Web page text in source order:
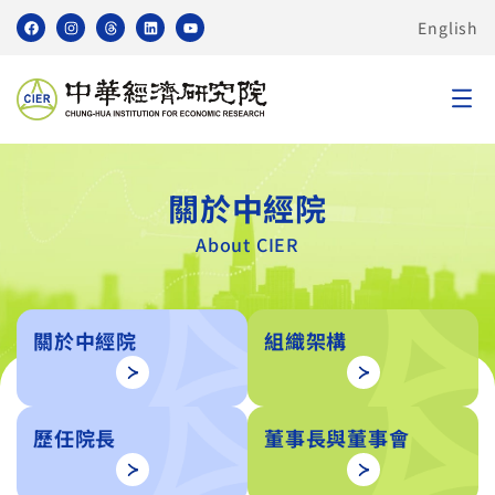
English
關於中經院
About CIER
關於中經院 組織架構
歷任院長 董事長與董事會